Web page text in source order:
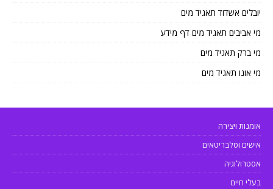
יובלים אשדוד תאגיד מים
מי אביבים תאגיד מים דף מידע
מי ברק תאגיד מים
מי אונו תאגיד מים
אומנות ויצירה
אישים וסלבריטאים
אסטרולוגיה
בעלי חיים